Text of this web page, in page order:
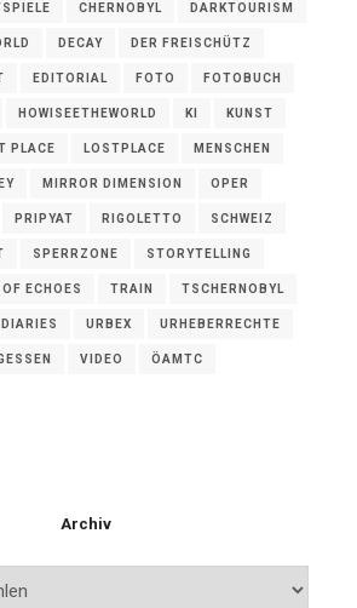
CHERNOBYL DARKTOURISM
DECAY DER FREISCHÜTZ
EDITORIAL FOTO FOTOBUCH
HOWISEETHEWORLD KI KUNST
PLACE LOSTPLACE MENSCHEN
MIRROR DIMENSION OPER
PRIPYAT RIGOLETTO SCHWEIZ
SPERRZONE STORYTELLING
ECHOES TRAIN TSCHERNOBYL
URBEX URHEBERRECHTE
VIDEO ÖAMTC
Archiv